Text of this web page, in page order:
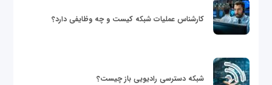
کارشناس عملیات شبکه کیست و چه وظایفی دارد؟
شبکه دسترسی رادیویی باز چیست؟